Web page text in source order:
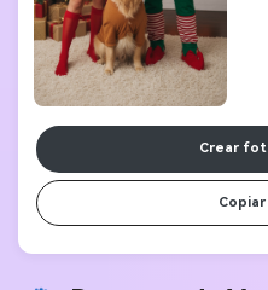
Crear